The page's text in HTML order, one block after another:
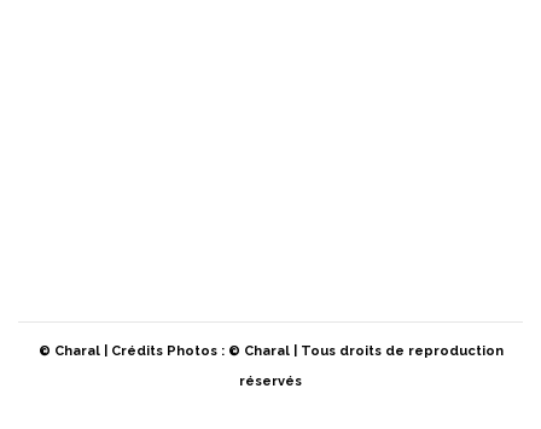
© Charal | Crédits Photos : © Charal | Tous droits de reproduction
réservés